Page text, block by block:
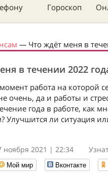
Гороскоп
— Что ждёт меня в
в течении 2022
работа на которой
очень, да и работы и
года в работе, как
Улучшится ли ситуация
ноября 2021 | 22:34
Мой мир Вконтакте